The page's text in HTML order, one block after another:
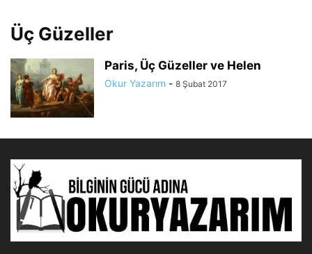
Üç Güzeller
Paris, Üç Güzeller ve Helen
Okur Yazarım - 8 Şubat 2017